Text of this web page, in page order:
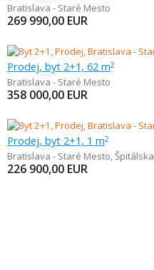
Bratislava - Staré Mesto
269 990,00 EUR
Prodej, byt 2+1, 62 m2
Bratislava - Staré Mesto
358 000,00 EUR
Prodej, byt 2+1, 1 m2
Bratislava - Staré Mesto,Špitálska
226 900,00 EUR